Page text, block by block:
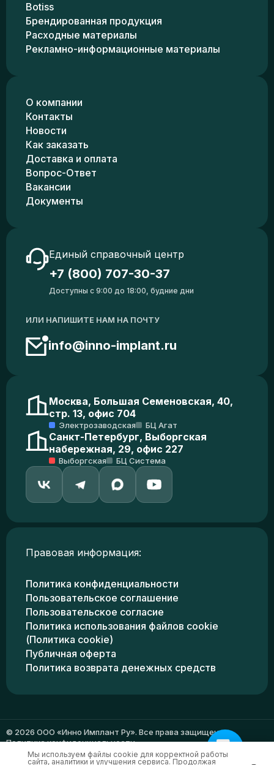
Botiss
Брендированная продукция
Расходные материалы
Рекламно-информационные материалы
О компании
Контакты
Новости
Как заказать
Доставка и оплата
Вопрос-Ответ
Вакансии
Документы
Единый справочный центр
+7 (800) 707-30-37
Доступны с 9:00 до 18:00, будние дни
ИЛИ НАПИШИТЕ НАМ НА ПОЧТУ
info@inno-implant.ru
Москва, Большая Семеновская, 40,
стр. 13, офис 704
Электрозаводская БЦ Агат
Санкт-Петербург, Выборгская
набережная, 29, офис 227
Выборгская БЦ Система
Правовая информация:
Политика конфиденциальности
Пользовательское соглашение
Пользовательское согласие
Политика использования файлов cookie
(Политика cookie)
Публичная оферта
Политика возврата денежных средств
© 2026 ООО «Инно Имплант Ру». Все права защищены.
Политика конфиденциальности
Мы используем файлы cookie для корректной работы
сайта, аналитики и улучшения сервиса. Продолжая